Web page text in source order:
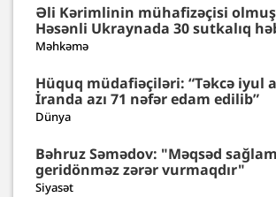
Əli Kərimlinin mühafizəçisi
Həsənli Ukraynada 30 sutkalıq
Məhkəmə
Hüquq müdafiəçiləri: “Təkcə iyul
İranda azı 71 nəfər edam edilib”
Dünya
Bəhruz Səmədov: "Məqsəd
geridönməz zərər vurmaqdır"
Siyasət